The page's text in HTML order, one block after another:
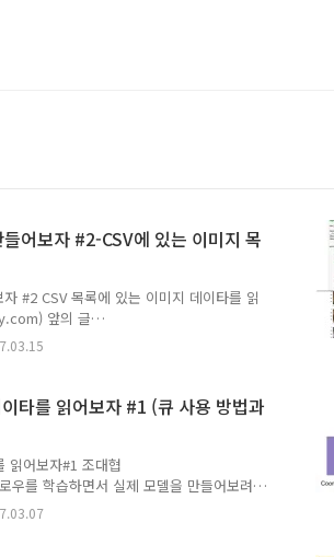
어보자 #2-CSV에 있는 이미지 목
#2 CSV 목록에 있는 이미지 데이타를 읽
앞의 글
얼굴 인식 데이타를 확보하고, 전처리
살펴보았다.그러면, 이 전처리가 끝난 데
방법과 큐에 대한 설명은 아래 두 글을
bcho.tistory.com/1163파일 포맷파
traning_datav2/training/007BIL_..
타를 읽어보자 #1 (큐 사용 방법과
읽어보자#1 조대협
를 학습하면서 실제 모델을 만들어보려
분에서 많은 노하우가 필요하다는 것을
이타가 다 이쁘게 정리되어서 학습 하기 좋